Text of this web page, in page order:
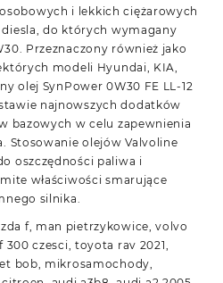
i lekkich ciężarowych
do których wymagany
Przeznaczony również jako
modeli Hyundai, KIA,
olej SynPower 0W30 FE LL-12
najnowszych dodatków
bazowych w celu zapewnienia
Stosowanie olejów Valvoline
oszczędności paliwa i
właściwości smarujące
silnika.
f, man pietrzykowice, volvo
czesci, toyota rav 2021,
bob, mikrosamochody,